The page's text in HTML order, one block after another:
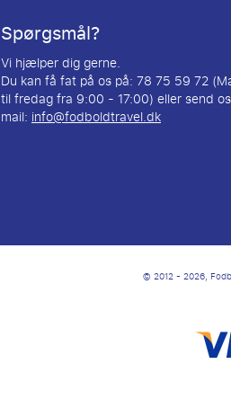
Spørgsmål?
Vi hjælper dig gerne.
Du kan få fat på os på: 78 75 59 72
til fredag fra 9:00 - 17:00) eller send
mail: info@fodboldtravel.dk
© 2012 - 2026,